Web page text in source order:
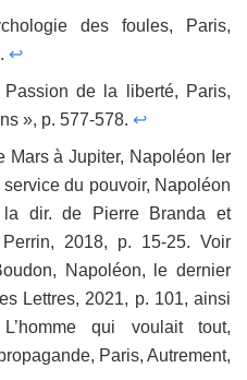
des foules, Paris,
↩
de la liberté, Paris,
», p. 577-578. ↩
Mars à Jupiter, Napoléon Ier
service du pouvoir, Napoléon
la dir. de Pierre Branda et
2018, p. 15-25. Voir
Napoléon, le dernier
Lettres, 2021, p. 101, ainsi
qui voulait tout,
Paris, Autrement,